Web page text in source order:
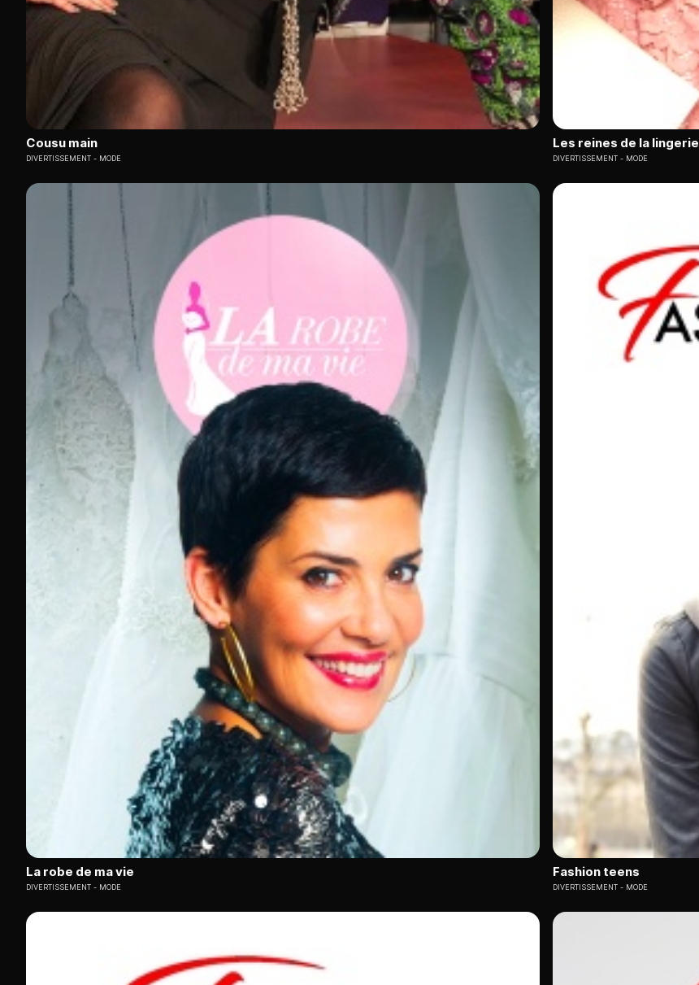
Cousu main
DIVERTISSEMENT MODE
Les reines de la lingerie
DIVERTISSEMENT MODE
La robe de ma vie
DIVERTISSEMENT MODE
Fashion teens
DIVERTISSEMENT MODE